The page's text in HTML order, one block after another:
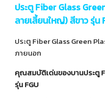
ประตู Fiber Glass
ลายเสี้ยนใหญ่) สีขาว รุ่น
ประตู Fiber Glass Green
ภายนอก
คุณสมบัติเด่นของบานประตู
รุ่น FGU